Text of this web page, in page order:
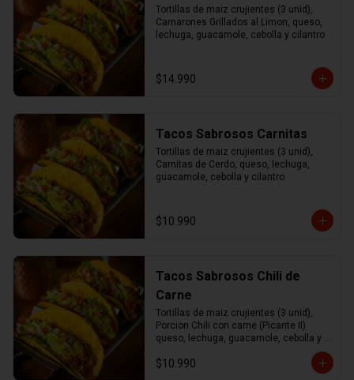
Tortillas de maiz crujientes (3 unid),
Camarones Grillados al Limon, queso,
lechuga, guacamole, cebolla y cilantro
$14.990
Tacos Sabrosos Carnitas
Tortillas de maiz crujientes (3 unid),
Carnitas de Cerdo, queso, lechuga,
guacamole, cebolla y cilantro
$10.990
Tacos Sabrosos Chili de
Carne
Tortillas de maiz crujientes (3 unid),
Porcion Chili con carne (Picante II)
queso, lechuga, guacamole, cebolla y
$10.990